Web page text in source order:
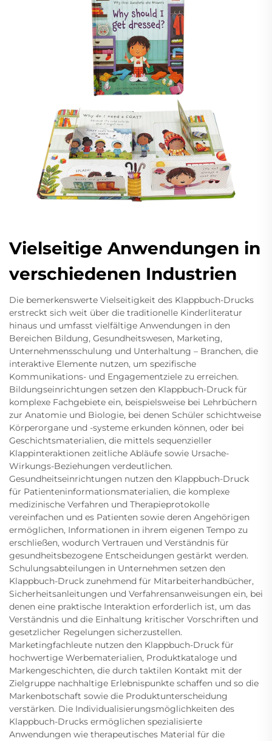
Vielseitige Anwendungen in
verschiedenen Industrien
Die bemerkenswerte Vielseitigkeit des Klappbuch-Drucks
erstreckt sich weit über die traditionelle Kinderliteratur
hinaus und umfasst vielfältige Anwendungen in den
Bereichen Bildung, Gesundheitswesen, Marketing,
Unternehmensschulung und Unterhaltung – Branchen, die
interaktive Elemente nutzen, um spezifische
Kommunikations- und Engagementziele zu erreichen.
Bildungseinrichtungen setzen den Klappbuch-Druck für
komplexe Fachgebiete ein, beispielsweise bei Lehrbüchern
zur Anatomie und Biologie, bei denen Schüler schichtweise
Körperorgane und -systeme erkunden können, oder bei
Geschichtsmaterialien, die mittels sequenzieller
Klappinteraktionen zeitliche Abläufe sowie Ursache-
Wirkungs-Beziehungen verdeutlichen.
Gesundheitseinrichtungen nutzen den Klappbuch-Druck
für Patienteninformationsmaterialien, die komplexe
medizinische Verfahren und Therapieprotokolle
vereinfachen und es Patienten sowie deren Angehörigen
ermöglichen, Informationen in ihrem eigenen Tempo zu
erschließen, wodurch Vertrauen und Verständnis für
gesundheitsbezogene Entscheidungen gestärkt werden.
Schulungsabteilungen in Unternehmen setzen den
Klappbuch-Druck zunehmend für Mitarbeiterhandbücher,
Sicherheitsanleitungen und Verfahrensanweisungen ein, bei
denen eine praktische Interaktion erforderlich ist, um das
Verständnis und die Einhaltung kritischer Vorschriften und
gesetzlicher Regelungen sicherzustellen.
Marketingfachleute nutzen den Klappbuch-Druck für
hochwertige Werbematerialien, Produktkataloge und
Markengeschichten, die durch taktilen Kontakt mit der
Zielgruppe nachhaltige Erlebnispunkte schaffen und so die
Markenbotschaft sowie die Produktunterscheidung
verstärken. Die Individualisierungsmöglichkeiten des
Klappbuch-Drucks ermöglichen spezialisierte
Anwendungen wie therapeutisches Material für die